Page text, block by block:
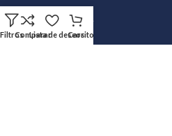
Lista de Empaque
FiltrosComparar
Lista de deseos
Carrito